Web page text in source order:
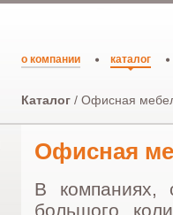
о компании каталог
Каталог / Офисная
Офисная
В компаниях,
большого